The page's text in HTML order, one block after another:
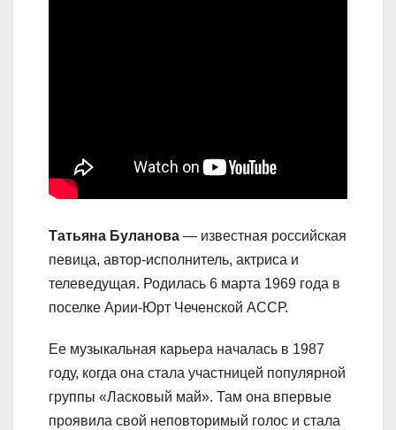
Татьяна Буланова — известная российская
певица, автор-исполнитель, актриса и
телеведущая. Родилась 6 марта 1969 года в
поселке Арии-Юрт Чеченской АССР.
Ее музыкальная карьера началась в 1987
году, когда она стала участницей популярной
группы «Ласковый май». Там она впервые
проявила свой неповторимый голос и стала